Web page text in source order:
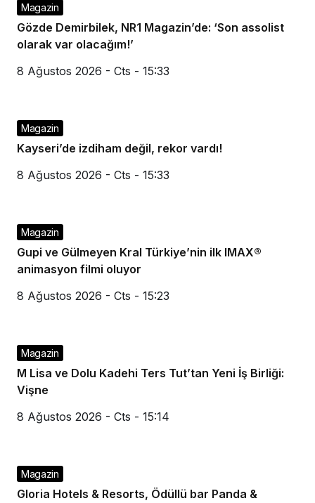
Magazin
Gözde Demirbilek, NR1 Magazin’de: ‘Son assolist
olarak var olacağım!’
8 Ağustos 2026 - Cts - 15:33
Magazin
Kayseri’de izdiham değil, rekor vardı!
8 Ağustos 2026 - Cts - 15:33
Magazin
Gupi ve Gülmeyen Kral Türkiye’nin ilk IMAX®
animasyon filmi oluyor
8 Ağustos 2026 - Cts - 15:23
Magazin
M Lisa ve Dolu Kadehi Ters Tut’tan Yeni İş Birliği:
Vişne
8 Ağustos 2026 - Cts - 15:14
Magazin
Gloria Hotels & Resorts, Ödüllü bar Panda &